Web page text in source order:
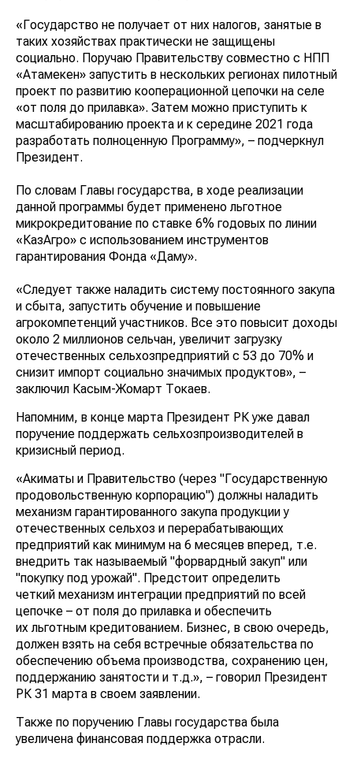
«Государство не получает от них налогов, занятые в
таких хозяйствах практически не защищены
социально. Поручаю Правительству совместно с НПП
«Атамекен» запустить в нескольких регионах
пилотный проект по развитию кооперационной
цепочки на селе «от поля до прилавка». Затем можно
приступить к масштабированию проекта и к середине
2021 года разработать полноценную Программу», –
подчеркнул Президент.
По словам Главы государства, в ходе реализации
данной программы будет применено льготное
микрокредитование по ставке 6% годовых по линии
«КазАгро» с использованием инструментов
гарантирования Фонда «Даму».
«Следует также наладить систему постоянного закупа
и сбыта, запустить обучение и повышение
агрокомпетенций участников. Все это повысит доходы
около 2 миллионов сельчан, увеличит загрузку
отечественных сельхозпредприятий с 53 до 70% и
снизит импорт социально значимых продуктов», –
заключил Касым-Жомарт Токаев.
Напомним, в конце марта Президент РК уже давал
поручение поддержать сельхозпроизводителей в
кризисный период.
«Акиматы и Правительство (через "Государственную
продовольственную корпорацию") должны наладить
механизм гарантированного закупа продукции у
отечественных сельхоз и перерабатывающих
предприятий как минимум на 6 месяцев вперед, т.е.
внедрить так называемый "форвардный закуп" или
"покупку под урожай". Предстоит определить
четкий механизм интеграции предприятий по всей
цепочке – от поля до прилавка и обеспечить
их льготным кредитованием. Бизнес, в свою очередь,
должен взять на себя встречные обязательства по
обеспечению объема производства, сохранению цен,
поддержанию занятости и т.д.», – говорил Президент
РК 31 марта в своем заявлении.
Также по поручению Главы государства была
увеличена финансовая поддержка отрасли.